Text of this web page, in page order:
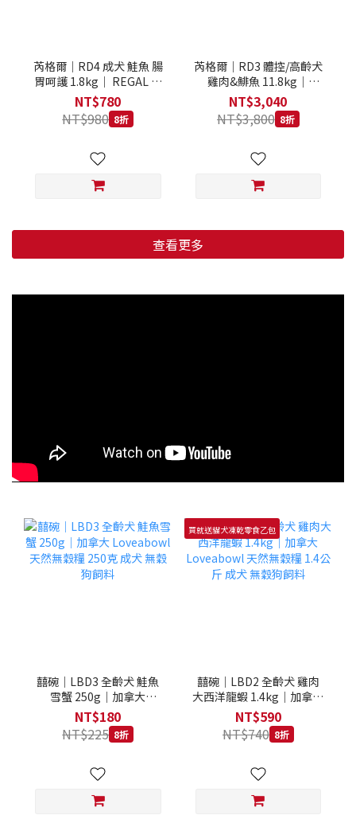
芮格爾｜RD4 成犬 鮭魚 腸
胃呵護 1.8kg｜ REGAL 天
然犬糧 狗飼料
NT$780
NT$980 8折
芮格爾｜RD3 體控/高齡犬
雞肉&鯡魚 11.8kg｜
REGAL 天然犬糧 狗飼料
NT$3,040
NT$3,800 8折
查看更多
囍碗｜LBD3 全齡犬 鮭魚
雪蟹 250g｜加拿大
Loveabowl 天然無穀糧
250克 成犬 無穀狗飼料
NT$180
NT$225 8折
買就送貓犬凍乾零食乙包
囍碗｜LBD2 全齡犬 雞肉
大西洋龍蝦 1.4kg｜加拿大
Loveabowl 天然無穀糧
1.4公斤 成犬 無穀狗飼料
NT$590
NT$740 8折